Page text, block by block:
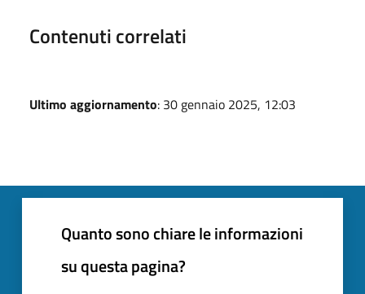
Contenuti correlati
Ultimo aggiornamento: 30 gennaio 2025, 12:03
Quanto sono chiare le informazioni
su questa pagina?